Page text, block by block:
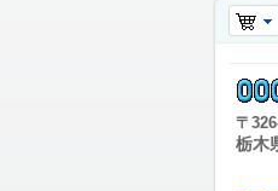
〒
栃木